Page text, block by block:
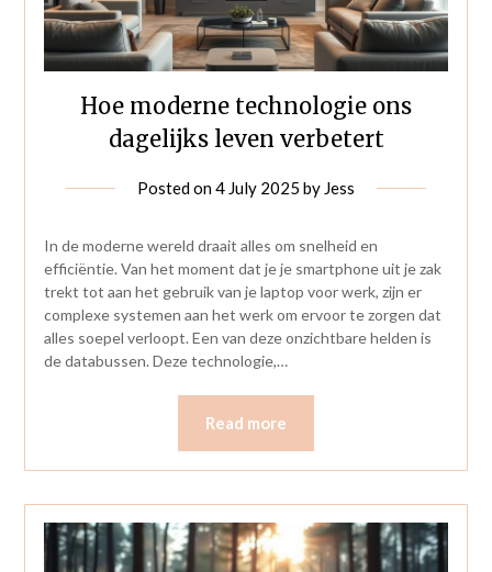
Hoe moderne technologie ons
dagelijks leven verbetert
Posted on4 July 2025 by Jess
In de moderne wereld draait alles om snelheid en
efficiëntie. Van het moment dat je je smartphone uit je zak
trekt tot aan het gebruik van je laptop voor werk, zijn er
complexe systemen aan het werk om ervoor te zorgen dat
alles soepel verloopt. Een van deze onzichtbare helden is
de databussen. Deze technologie,…
Read more